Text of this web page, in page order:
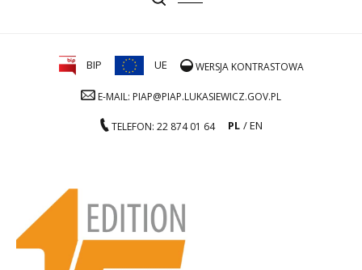
BIP UE WERSJA KONTRASTOWA
E-MAIL: PIAP@PIAP.LUKASIEWICZ.GOV.PL
TELEFON: 22 874 01 64 PL EN